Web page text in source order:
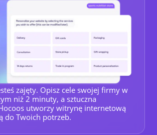
zajęty. Opisz cele swojej firmy w
niż 2 minuty, a sztuczna
utworzy witrynę internetową
do Twoich potrzeb.